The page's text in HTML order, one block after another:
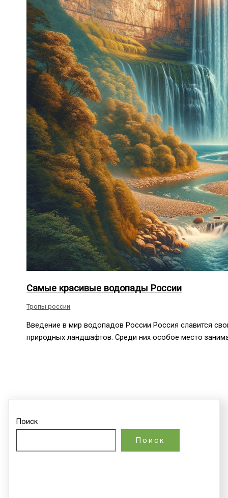
Самые красивые водопады России
Тропы россии
Введение в мир водопадов России Россия славится
природных ландшафтов. Среди них особое место
Поиск
Поиск